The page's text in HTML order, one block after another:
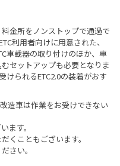
金所をノンストップで通過で
利用者向けに用意された、
車載器の取り付けのほか、車
セットアップも必要となりま
けられるETC2.0の装着がおす
造車は作業をお受けできない
ます。
くこともございます。
さい。